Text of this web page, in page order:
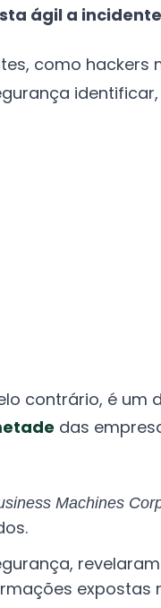
ágil a
como
contrário, é
das
Machines
expostas